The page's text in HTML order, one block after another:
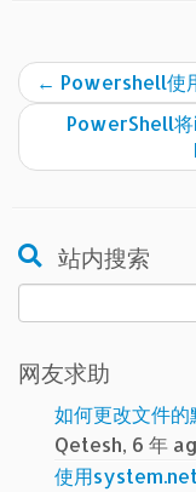
← Powershell使
PowerShell将
站内搜索
索：
网友求助
如何更改文件
Qetesh, 6 年
使用